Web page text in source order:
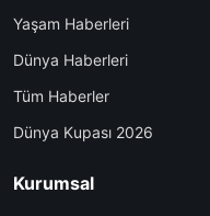
Yaşam Haberleri
Dünya Haberleri
Tüm Haberler
Dünya Kupası 2026
Kurumsal